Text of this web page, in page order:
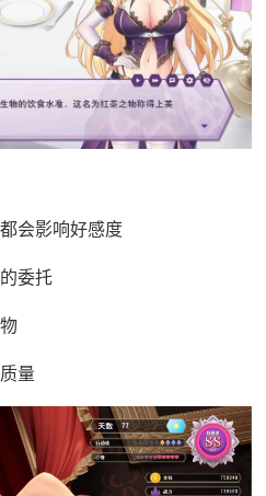
会影响好感度
委托
量